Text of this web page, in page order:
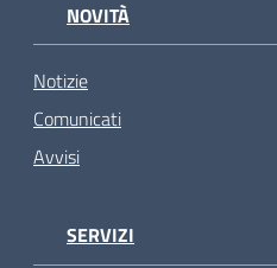
NOVITÀ
Notizie
Comunicati
Avvisi
SERVIZI